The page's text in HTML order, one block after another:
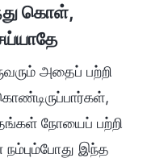
கொள்,
அதைப் பற்றி
நோயைப் பற்றி
நம்பும்போது இந்த